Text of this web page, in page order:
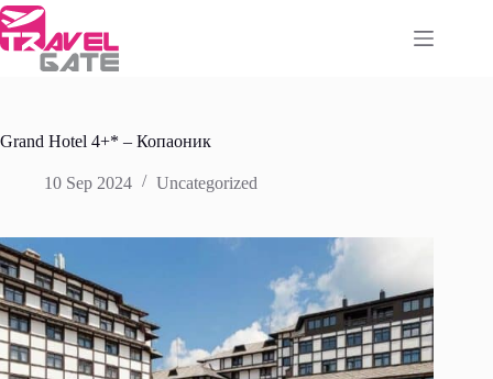
Skip
to
content
Grand Hotel 4+* – Копаоник
10 Sep 2024 Uncategorized